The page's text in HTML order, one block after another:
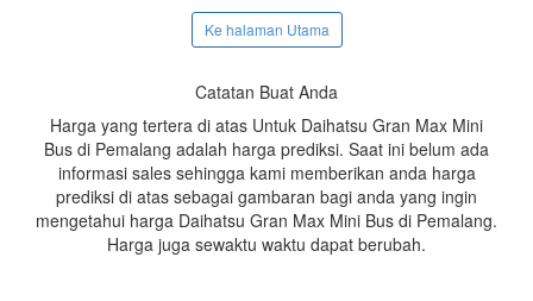
Ke halaman Utama
Catatan Buat Anda
Harga yang tertera di atas Untuk Daihatsu Gran Max Mini
Bus di Pemalang adalah harga prediksi. Saat ini belum ada
informasi sales sehingga kami memberikan anda harga
prediksi di atas sebagai gambaran bagi anda yang ingin
mengetahui harga Daihatsu Gran Max Mini Bus di Pemalang.
Harga juga sewaktu waktu dapat berubah.